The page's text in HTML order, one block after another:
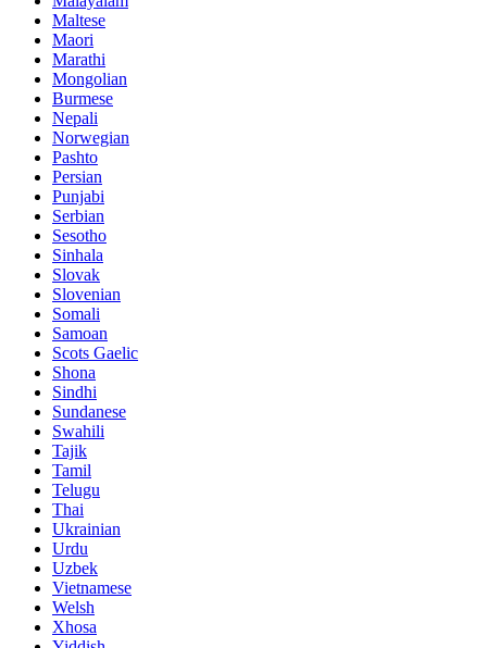
Maltese
Maori
Marathi
Mongolian
Burmese
Nepali
Norwegian
Pashto
Persian
Punjabi
Serbian
Sesotho
Sinhala
Slovak
Slovenian
Somali
Samoan
Scots Gaelic
Shona
Sindhi
Sundanese
Swahili
Tajik
Tamil
Telugu
Thai
Ukrainian
Urdu
Uzbek
Vietnamese
Welsh
Xhosa